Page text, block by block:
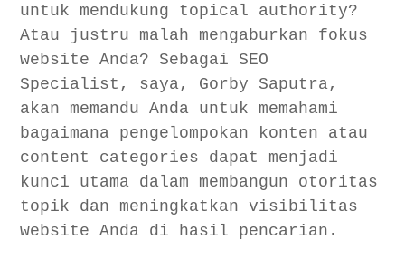
Strategi Optimalisasi Kategori Konten
Analisis dan Riset Kata Kunci
Pembuatan Hierarchy yang Logis
Fondasi SEO
Penelitian Kata Kunci yang Efektif
Optimalisasi Struktur Situs
Pembuatan Konten Berkualitas
Penulisan Artikel yang SEO-Friendly
untuk mendukung topical authority?
Atau justru malah mengaburkan fokus
website Anda? Sebagai SEO
Specialist, saya, Gorby Saputra,
akan memandu Anda untuk memahami
bagaimana pengelompokan konten atau
content categories dapat menjadi
kunci utama dalam membangun otoritas
topik dan meningkatkan visibilitas
website Anda di hasil pencarian.